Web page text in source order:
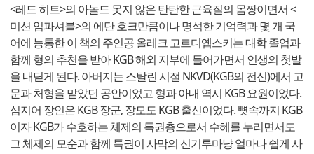
<레드 히트>의 아놀드 못지 않은 탄탄한 근육질의 몸짱이면서 <
미션 임파셔블>의 에단 호크만큼이나 명석한 기억력과 몇 개 국
어에 능통한 이 책의 주인공 올레크 고르디옙스키는 대학 졸업과
함께 형의 추천을 받아 KGB 해외 지부에 들어가면서 인생의 첫발
을 내딛게 된다. 아버지는 스탈린 시절 NKVD(KGB의 전신)에서 고
문과 처형을 맡았던 공안이었고 형과 아내 역시 KGB 요원이었다.
심지어 장인은 KGB 장군, 장모도 KGB 출신이었다. 뼛속까지 KGB
이자 KGB가 수호하는 체제의 특권층으로서 수혜를 누리면서도
그 체제의 모순과 함께 특권이 사막의 신기루마냥 얼마나 쉽게 사